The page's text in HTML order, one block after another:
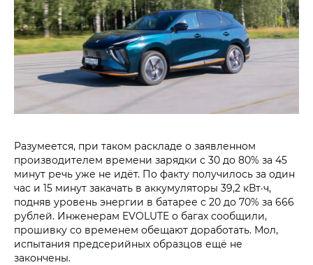
Разумеется, при таком раскладе о заявленном
производителем времени зарядки с 30 до 80% за 45
минут речь уже не идёт. По факту получилось за один
час и 15 минут закачать в аккумуляторы 39,2 кВт·ч,
подняв уровень энергии в батарее с 20 до 70% за 666
рублей. Инженерам EVOLUTE о багах сообщили,
прошивку со временем обещают доработать. Мол,
испытания предсерийных образцов ещё не
закончены.